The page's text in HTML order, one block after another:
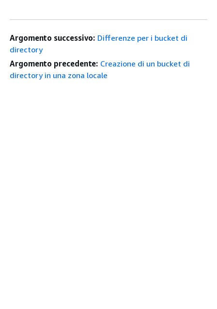
Argomento successivo: Differenze per i bucket di
directory
Argomento precedente: Creazione di un bucket di
directory in una zona locale